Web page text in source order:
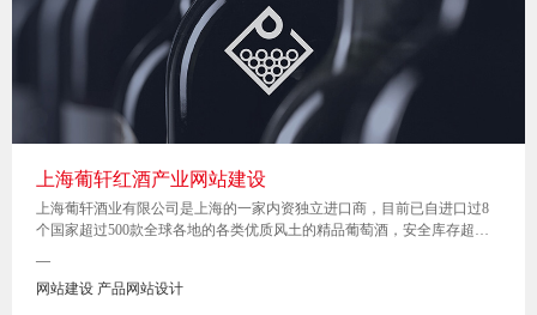
上海葡轩红酒产业网站建设
上海葡轩酒业有限公司是上海的一家内资独立进口商，目前已自进口过8
个国家超过500款全球各地的各类优质风土的精品葡萄酒，安全库存超过
—
网站建设 产品网站设计